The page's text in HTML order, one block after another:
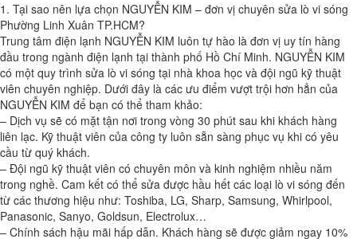
1. Tại sao nên lựa chọn NGUYỄN KIM – đơn vị chuyên sửa lò vi sóng
Phường Linh Xuân TP.HCM?
Trung tâm điện lạnh NGUYỄN KIM luôn tự hào là đơn vị uy tín hàng
đầu trong ngành điện lạnh tại thành phố Hồ Chí Minh. NGUYỄN KIM
có một quy trình sửa lò vi sóng tại nhà khoa học và đội ngũ kỹ thuật
viên chuyên nghiệp. Dưới đây là các ưu điểm vượt trội hơn hẳn của
NGUYỄN KIM để bạn có thể tham khảo:
– Dịch vụ sẽ có mặt tận nơi trong vòng 30 phút sau khi khách hàng
liên lạc. Kỹ thuật viên của công ty luôn sẵn sàng phục vụ khi có yêu
cầu từ quý khách.
– Đội ngũ kỹ thuật viên có chuyên môn và kinh nghiệm nhiều năm
trong nghề. Cam kết có thể sửa được hầu hết các loại lò vi sóng đến
từ các thương hiệu như: Toshiba, LG, Sharp, Samsung, Whirlpool,
Panasonic, Sanyo, Goldsun, Electrolux…
– Chính sách hậu mãi hấp dẫn. Khách hàng sẽ được giảm ngay 10%